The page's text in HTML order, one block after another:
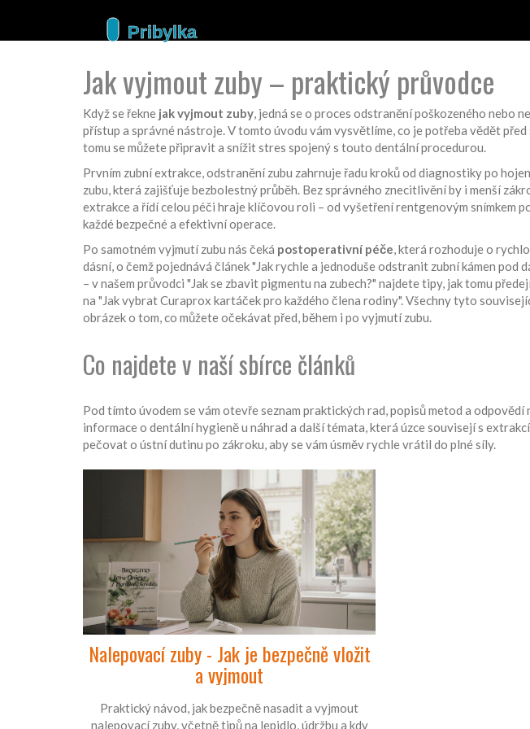
Jak vyjmout zuby – praktický průvodce
Když se řekne jak vyjmout zuby, jedná se o proces odstranění poškozeného nebo
přístup a správné nástroje. V tomto úvodu vám vysvětlíme, co je potřeba vědět
tomu se můžete připravit a snížit stres spojený s touto dentální procedurou.
Prvním zubní extrakce,odstranění zubu zahrnuje řadu kroků od diagnostiky po
zubu, která zajišťuje bezbolestný průběh. Bez správného znecitlivění by i menší
extrakce a řídí celou péči hraje klíčovou roli – od vyšetření rentgenovým snímkem
každé bezpečné a efektivní operace.
Po samotném vyjmutí zubu nás čeká postoperativní péče, která rozhoduje o
dásní, o čemž pojednává článek "Jak rychle a jednoduše odstranit zubní kámen
– v našem průvodci "Jak se zbavit pigmentu na zubech?" najdete tipy, jak tomu
na "Jak vybrat Curaprox kartáček pro každého člena rodiny". Všechny tyto
obrázek o tom, co můžete očekávat před, během i po vyjmutí zubu.
Co najdete v naší sbírce článků
Pod tímto úvodem se vám otevře seznam praktických rad, popisů metod a
informace o dentální hygieně u náhrad a další témata, která úzce souvisejí s
pečovat o ústní dutinu po zákroku, aby se vám úsměv rychle vrátil do plné síly.
Nalepovací zuby - Jak je bezpečně vložit
a vyjmout
Praktický návod, jak bezpečně nasadit a vyjmout
nalepovací zuby, včetně tipů na lepidlo, údržbu a kdy